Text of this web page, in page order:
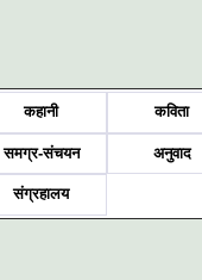
कहानी कविता
समग्र-संचयन अनुवाद
संग्रहालय